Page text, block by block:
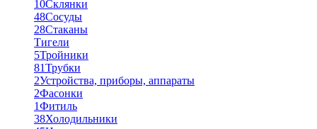
10Склянки
48Сосуды
28Стаканы
Тигели
5Тройники
81Трубки
2Устройства, приборы, аппараты
2Фасонки
1Фитиль
38Холодильники